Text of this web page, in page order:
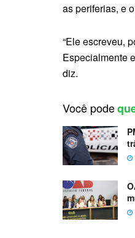
as periferias, e
“Ele escreveu,
Especialmente
diz.
Você pode